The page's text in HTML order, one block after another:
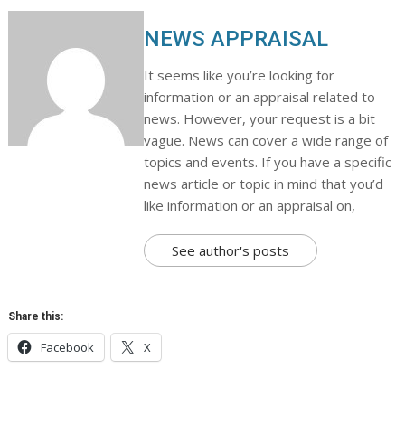
NEWS APPRAISAL
It seems like you’re looking for
information or an appraisal related to
news. However, your request is a bit
vague. News can cover a wide range of
topics and events. If you have a specific
news article or topic in mind that you’d
like information or an appraisal on,
See author's posts
Share this:
Facebook X